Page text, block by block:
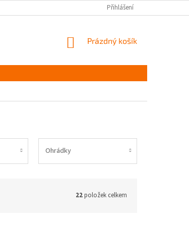
NAPIŠTE NÁMPřihlášení
NÁKUPNÍ
Prázdný košík
Ohrádky
22položek celkem